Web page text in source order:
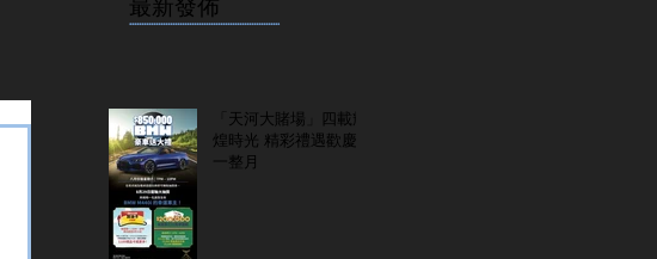
最新發佈
...............................................................
「天河大賭場」四載輝
煌時光 精彩禮遇歡慶
一整月